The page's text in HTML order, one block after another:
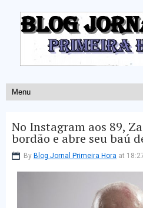
No Instagram aos 89,
bordão e abre seu baú
By Blog Jornal Primeira Hora at